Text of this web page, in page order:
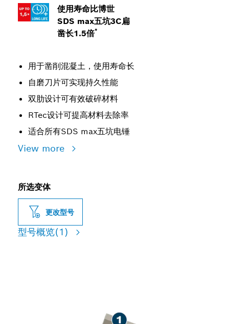
使用寿命比博世
SDS max五坑3C扁
凿长1.5倍*
用于凿削混凝土，使用寿命长
自磨刀片可实现持久性能
双肋设计可有效破碎材料
RTec设计可提高材料去除率
适合所有SDS max五坑电锤
View more
所选变体
更改型号
型号概览(1)